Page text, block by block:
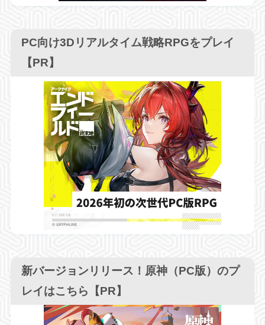
PC向け3Dリアルタイム戦略RPGをプレイ
【PR】
新バージョンリリース！原神（PC版）のプ
レイはこちら【PR】